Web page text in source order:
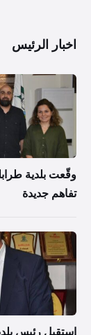
اخبار الرئيس
وقّعت بلدية
تفاهم جديدة
استقبل رئيس